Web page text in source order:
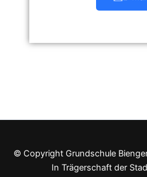
© Copyright Grundschule
In Trägerschaft der